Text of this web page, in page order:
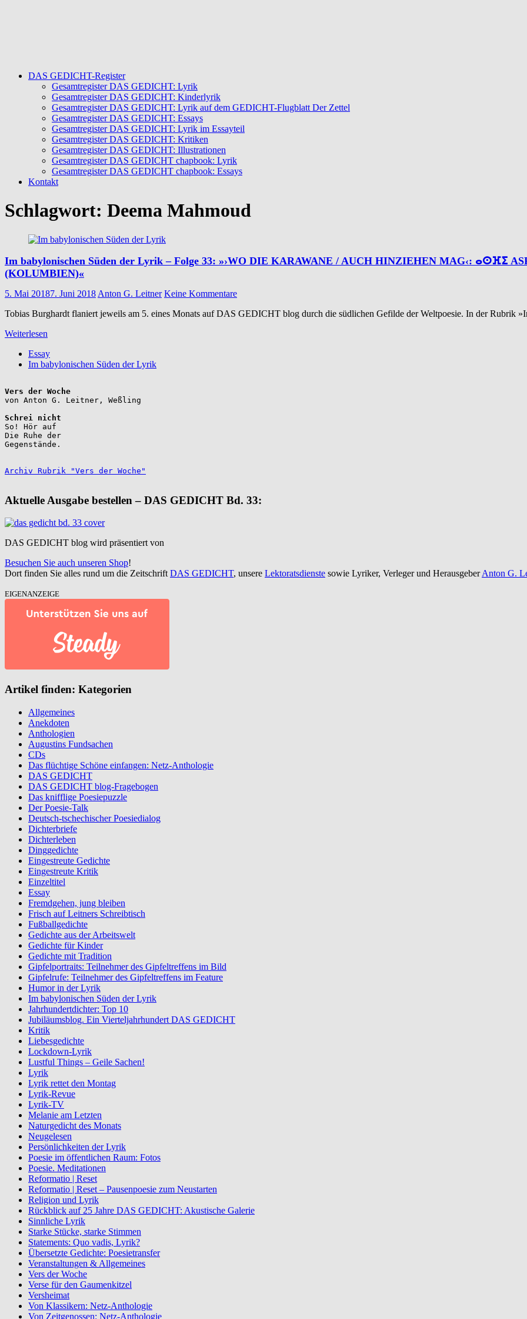
DAS GEDICHT-Register
Gesamtregister DAS GEDICHT: Lyrik
Gesamtregister DAS GEDICHT: Kinderlyrik
Gesamtregister DAS GEDICHT: Lyrik auf dem GEDICHT-Flugblatt Der Zettel
Gesamtregister DAS GEDICHT: Essays
Gesamtregister DAS GEDICHT: Lyrik im Essayteil
Gesamtregister DAS GEDICHT: Kritiken
Gesamtregister DAS GEDICHT: Illustrationen
Gesamtregister DAS GEDICHT chapbook: Lyrik
Gesamtregister DAS GEDICHT chapbook: Essays
Kontakt
Schlagwort: Deema Mahmoud
Im babylonischen Süden der Lyrik – Folge 33: »›WO DIE KARAWANE / AUCH HINZIEHEN MAG‹: ⴰⵙⴼⵉ
(KOLUMBIEN)«
5. Mai 20187. Juni 2018 Anton G. Leitner Keine Kommentare
Tobias Burghardt flaniert jeweils am 5. eines Monats auf DAS GEDICHT blog durch die südlichen Gefilde der Weltpoesie. In der Rubrik
Weiterlesen
Essay
Im babylonischen Süden der Lyrik
Vers der Woche
Schrei nicht
So! Hör auf
Die Ruhe der
Gegenstände.
Archiv Rubrik "Vers der Woche"
Aktuelle Ausgabe bestellen – DAS GEDICHT Bd. 33:
DAS GEDICHT blog wird präsentiert von
Besuchen Sie auch unseren Shop!
Dort finden Sie alles rund um die Zeitschrift DAS GEDICHT, unsere Lektoratsdienste sowie Lyriker, Verleger und HerausgeberAnton G.
EIGENANZEIGE
Artikel finden: Kategorien
Allgemeines
Anekdoten
Anthologien
Augustins Fundsachen
CDs
Das flüchtige Schöne einfangen: Netz-Anthologie
DAS GEDICHT
DAS GEDICHT blog-Fragebogen
Das knifflige Poesiepuzzle
Der Poesie-Talk
Deutsch-tschechischer Poesiedialog
Dichterbriefe
Dichterleben
Dinggedichte
Eingestreute Gedichte
Eingestreute Kritik
Einzeltitel
Essay
Fremdgehen, jung bleiben
Frisch auf Leitners Schreibtisch
Fußballgedichte
Gedichte aus der Arbeitswelt
Gedichte für Kinder
Gedichte mit Tradition
Gipfelportraits: Teilnehmer des Gipfeltreffens im Bild
Gipfelrufe: Teilnehmer des Gipfeltreffens im Feature
Humor in der Lyrik
Im babylonischen Süden der Lyrik
Jahrhundertdichter: Top 10
Jubiläumsblog. Ein Vierteljahrhundert DAS GEDICHT
Kritik
Liebesgedichte
Lockdown-Lyrik
Lustful Things – Geile Sachen!
Lyrik
Lyrik rettet den Montag
Lyrik-Revue
Lyrik-TV
Melanie am Letzten
Naturgedicht des Monats
Neugelesen
Persönlichkeiten der Lyrik
Poesie im öffentlichen Raum: Fotos
Poesie. Meditationen
Reformatio | Reset
Reformatio | Reset – Pausenpoesie zum Neustarten
Religion und Lyrik
Rückblick auf 25 Jahre DAS GEDICHT: Akustische Galerie
Sinnliche Lyrik
Starke Stücke, starke Stimmen
Statements: Quo vadis, Lyrik?
Übersetzte Gedichte: Poesietransfer
Veranstaltungen & Allgemeines
Vers der Woche
Verse für den Gaumenkitzel
Versheimat
Von Klassikern: Netz-Anthologie
Von Zeitgenossen: Netz-Anthologie